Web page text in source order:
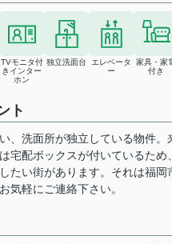
TVモニタ付
きインター
ホン
独立洗面台
エレベータ
ー
家具・家
付き
ト
、洗面所が独立している物件
宅配ボックスが付いているた
たい街があります。それは福
気軽にご連絡下さい。